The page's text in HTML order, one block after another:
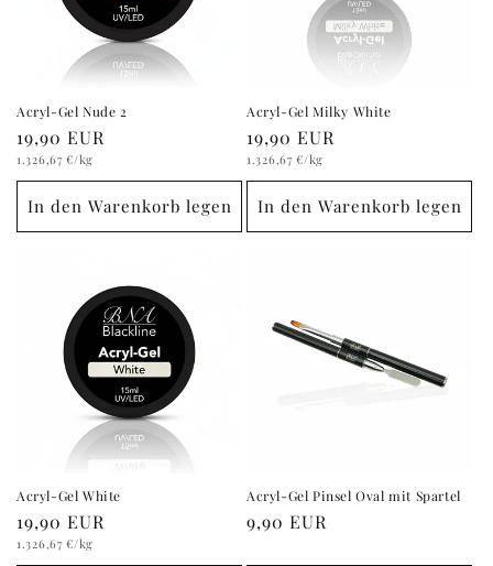
Acryl-Gel Nude 2
Normaler
Preis
19,90 EUR
Grundpreis
1.326,67 €/kg
In den Warenkorb legen
Acryl-Gel Milky White
Normaler
Preis
19,90 EUR
Grundpreis
1.326,67 €/kg
In den Warenkorb legen
Acryl-Gel White
Normaler
Preis
19,90 EUR
Grundpreis
1.326,67 €/kg
Acryl-Gel Pinsel Oval mit Spartel
Normaler
9,90 EUR